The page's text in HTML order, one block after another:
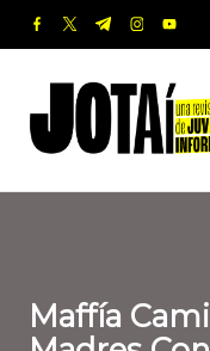
Saltar
contenido
facebook.com
twitter.com
t.me
o
t
revista
de
Informada
Maffía